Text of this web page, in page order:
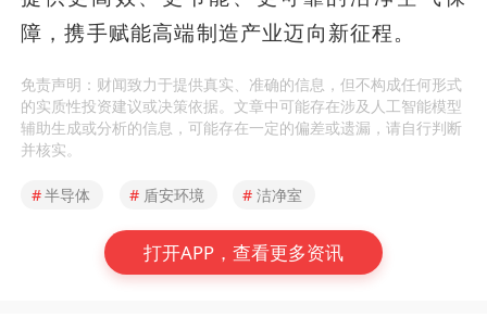
障，携手赋能高端制造产业迈向新征程。
免责声明：财闻致力于提供真实、准确的信息，但不构成任何形式
的实质性投资建议或决策依据。文章中可能存在涉及人工智能模型
辅助生成或分析的信息，可能存在一定的偏差或遗漏，请自行判断
并核实。
#半导体 # 盾安环境 # 洁净室
打开APP，查看更多资讯